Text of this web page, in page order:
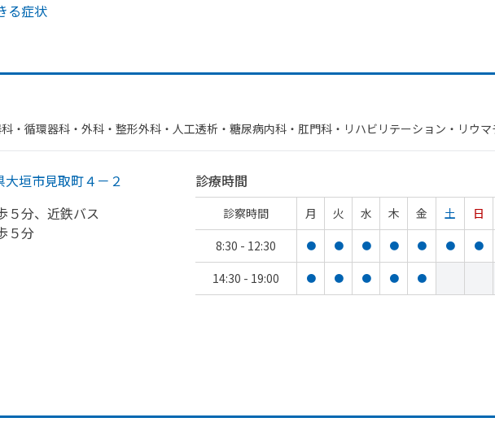
る症状
・​循環器科・​外科・​整形外科・​人工透析・​糖尿病内科・​肛門科・​リハビリテーション・​リウマ
大垣市見取町４－２
５分、 近鉄バス
５分
診療時間
診察時間 月 火 水 木 金 土
日
8:30 - 12:30
● ● ● ● ● ● ●
14:30 - 19:00 ● ● ● ● ●